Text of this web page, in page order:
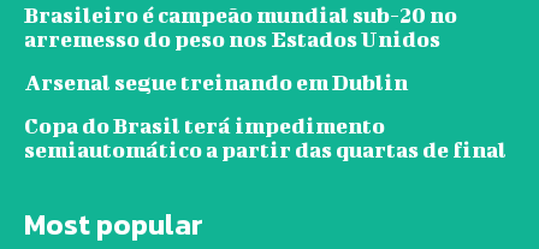
Brasileiro é campeão mundial sub-20 no
arremesso do peso nos Estados Unidos
Arsenal segue treinando em Dublin
Copa do Brasil terá impedimento
semiautomático a partir das quartas de final
Most popular